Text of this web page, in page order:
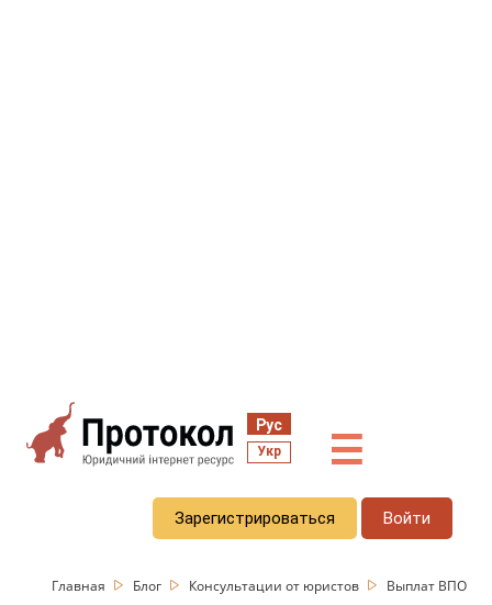
Рус
Укр ☰
Зарегистрироваться Войти
Главная Блог Консультации от юристов
Выплат ВПО